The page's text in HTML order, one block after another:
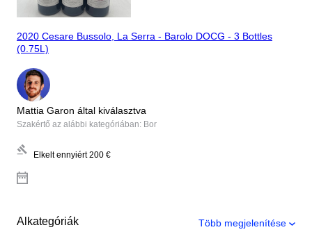
2020 Cesare Bussolo, La Serra - Barolo DOCG - 3 Bottles
(0.75L)
Mattia Garon által kiválasztva
Szakértő az alábbi kategóriában: Bor
Elkelt ennyiért 200 €
Alkategóriák Több megjelenítése